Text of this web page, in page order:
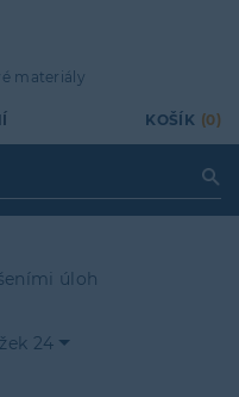
materiály
KOŠÍK (0)
úloh
24